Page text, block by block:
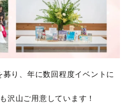
り、年に数回程度イベントに
沢山ご用意しています！